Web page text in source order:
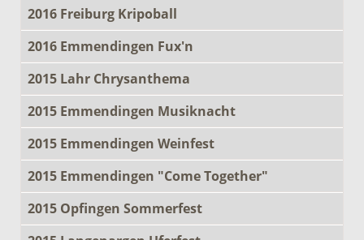
2016 Freiburg Kripoball
2016 Emmendingen Fux'n
2015 Lahr Chrysanthema
2015 Emmendingen Musiknacht
2015 Emmendingen Weinfest
2015 Emmendingen "Come Together"
2015 Opfingen Sommerfest